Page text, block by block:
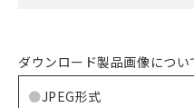
ダウンロード製品画像につい
JPEG形式